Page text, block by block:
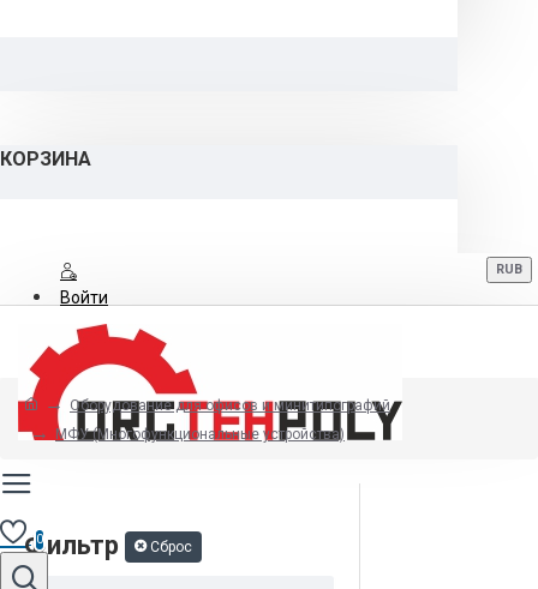
КОРЗИНА
Войти
Регистрация
8 (800) 700-06-12
RUB
0
Оборудование для офисов и минитипографий
МФУ (Многофункциональные устройства)
Фильтр Сброс